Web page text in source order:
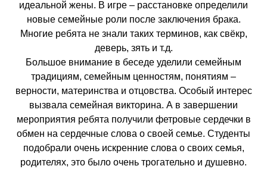
идеальной жены. В игре – расстановке определили
новые семейные роли после заключения брака.
Многие ребята не знали таких терминов, как свёкр,
деверь, зять и т.д.
Большое внимание в беседе уделили семейным
традициям, семейным ценностям, понятиям –
верности, материнства и отцовства. Особый интерес
вызвала семейная викторина. А в завершении
мероприятия ребята получили фетровые сердечки в
обмен на сердечные слова о своей семье. Студенты
подобрали очень искренние слова о своих семья,
родителях, это было очень трогательно и душевно.